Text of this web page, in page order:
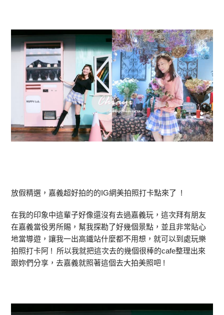
放假精選，嘉義超好拍的的IG網美拍照打卡點來了 !
在我的印象中這輩子好像還沒有去過嘉義玩，這次拜有朋友
在嘉義當役男所賜，幫我探勘了好幾個景點，並且非常貼心
地當導遊，讓我一出高鐵站什麼都不用想，就可以到處玩樂
拍照打卡阿 ! 所以我就把這次去的幾個很棒的cafe整理出來
跟妳們分享，去嘉義就照著這個去大拍美照吧 !